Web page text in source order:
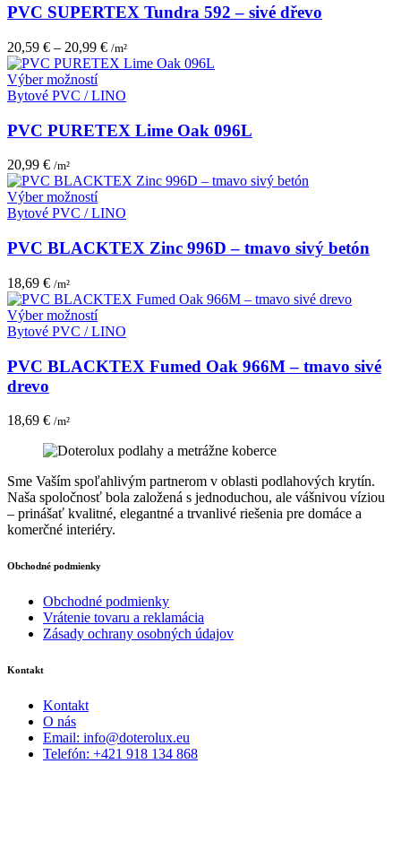
viacero
Možnosti
si
môžete
vybrať
na
stránke
produktu.
PVC SUPERTEX Tundra 592 – sivé dřevo
20,59 € – 20,99 € /m²
Výber možnostíTento
produkt
viacero
variantov.
si
môžete
vybrať
na
stránke
produktu.
Bytové PVC / LINO
PVC PURETEX Lime Oak 096L
20,99 € /m²
Výber možnostíTento
produkt
viacero
variantov.
si
môžete
vybrať
na
stránke
produktu.
Bytové PVC / LINO
PVC BLACKTEX Zinc 996D – tmavo sivý betón
18,69 € /m²
Výber možnostíTento
produkt
viacero
variantov.
vybrať
na
stránke
produktu.
Bytové PVC / LINO
PVC BLACKTEX Fumed Oak 966M – tmavo sivé
drevo
18,69 € /m²
Sme Vaším spoľahlivým partnerom v oblasti podlahových krytín.
Naša spoločnosť bola založená s jednoduchou, ale vášnivou víziou
– prinášať kvalitné, elegantné a trvanlivé riešenia pre domáce a
komerčné interiéry.
Obchodné podmienky
Obchodné podmienky
Vrátenie tovaru a reklamácia
Zásady ochrany osobných údajov
Kontakt
Kontakt
O nás
Email: info@doterolux.eu
Telefón: +421 918 134 868